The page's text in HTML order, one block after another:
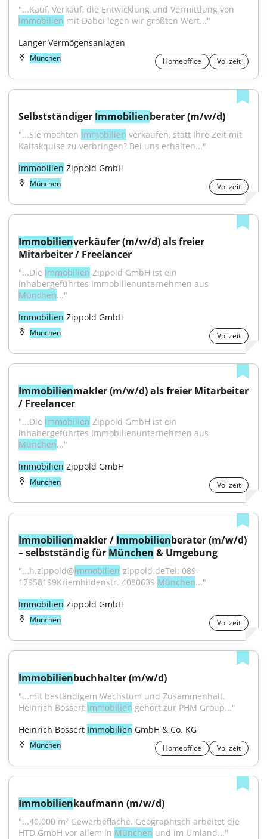
Immobilien mit Dabei legen wir größten Wert..."
Langer Vermögensanlagen
München Homeoffice Vollzeit
Selbstständiger Immobilienberater (m/w/d)
"...Sie möchten Immobilien verkaufen, statt Ihre Zeit mit
Kaltakquise zu verbringen? Bei uns erhalten..."
Immobilien Zippold GmbH
München Vollzeit
Immobilienverkäufer (m/w/d) als freier
Mitarbeiter / Freelancer
"...Die Immobilien Zippold GmbH ist ein
München..."
Immobilien Zippold GmbH
München Vollzeit
Immobilienmakler (m/w/d) als freier Mitarbeiter
/ Freelancer
"...Die Immobilien Zippold GmbH ist ein
München..."
Immobilien Zippold GmbH
München Vollzeit
Immobilienmakler / Immobilienberater (m/w/d)
– selbstständig für München & Umgebung
"...h.zippold@immobilien-zippold.deTel: 089-
17958199Kriemhildenstr. 4080639 München..."
Immobilien Zippold GmbH
München Vollzeit
Immobilienbuchhalter (m/w/d)
"...mit beständigem Wachstum und Zusammenhalt.
Heinrich Bossert Immobilien gehört zur PHM Group..."
Heinrich Bossert Immobilien GmbH & Co. KG
München Homeoffice Vollzeit
Immobilienkaufmann (m/w/d)
"...40.000 m² Gewerbefläche. Geographisch arbeitet die
HTD GmbH vor allem in München und im Umland..."